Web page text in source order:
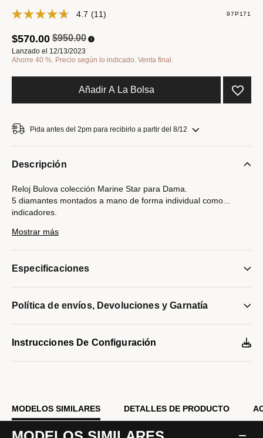
4.7 (11) 97P171
Precio reducido de
$950.00a
$570.00
Lanzado el 12/13/2023
Ahorre 40 %. Precio según lo indicado. Venta final.
Añadir A La Bolsa
Pida antes del 2pm para recibirlo a partir del 8/12
Descripción
Reloj Bulova colección Marine Star para Dama.
5 diamantes montados a mano de forma individual como
indicadores.
42 horas de reserva de marcha.
Carátula en Madre Perla negra con apertura que permite
Cristal zafiro.
Modelo #:97P171
Mostrar más
Especificaciones
Política de envíos, Devoluciones y Garnatía
Instrucciones De Configuración
MODELOS SIMILARES DETALLES DE PRODUCTO